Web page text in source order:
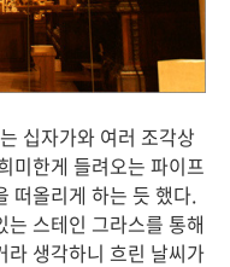
십자가와 여러 조각상
미한게 들려오는 파이프
떠올리게 하는 듯 했다.
스테인 그라스를 통해
라 생각하니 흐린 날씨가